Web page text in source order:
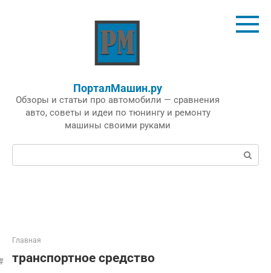
ПорталМашин.ру
Обзоры и статьи про автомобили — сравнения
авто, советы и идеи по тюнингу и ремонту
машины своими руками
Поиск:
Главная
транспортное средство